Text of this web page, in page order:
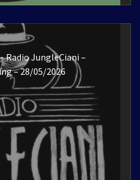
Radio JungleCiani –
– 28/05/2026